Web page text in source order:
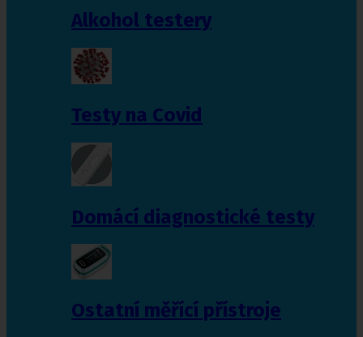
Alkohol testery
Testy na Covid
Domácí diagnostické testy
Ostatní měřící přístroje